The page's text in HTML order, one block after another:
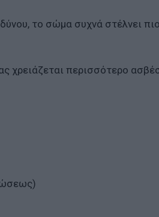
το σώμα συχνά στέλνει
χρειάζεται περισσότερο